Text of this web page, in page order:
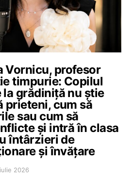
Vornicu, profesor
timpurie: Copilul
la grădiniță nu știe
prieteni, cum să
sau cum să
și intră în clasa
întârzieri de
și învățare
2026